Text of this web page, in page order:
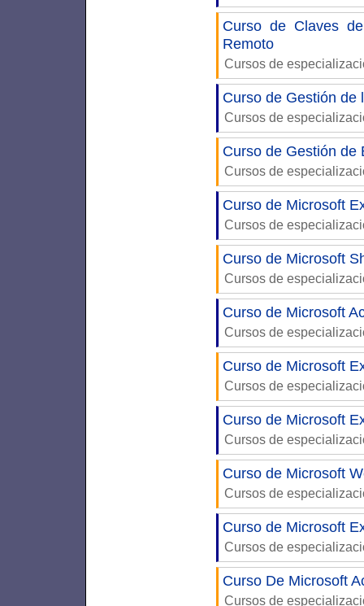
Curso de Claves
Remoto
Cursos de
Curso de Gestión de
Cursos de
Curso de Gestión de
Cursos de
Curso de Microsoft
Cursos de
Curso de Microsoft
Cursos de
Curso de Microsoft
Cursos de
Curso de Microsoft
Cursos de
Curso de Microsoft
Cursos de
Curso de Microsoft
Cursos de
Curso de Microsoft
Cursos de
Curso De Microsoft
Cursos de